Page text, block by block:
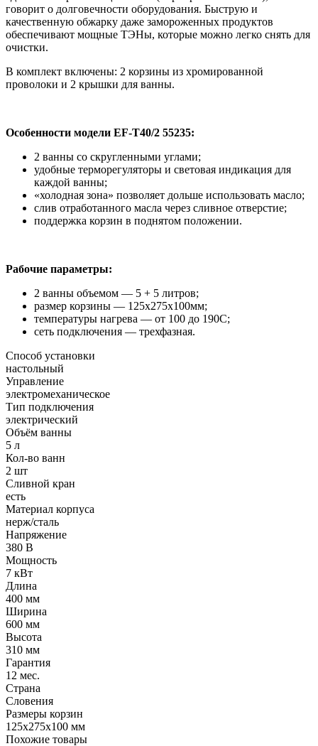
говорит о долговечности оборудования. Быструю и
качественную обжарку даже замороженных продуктов
обеспечивают мощные ТЭНы, которые можно легко снять для
очистки.
В комплект включены: 2 корзины из хромированной
проволоки и 2 крышки для ванны.
Особенности модели EF-T40/2 55235:
2 ванны со скругленными углами;
удобные терморегуляторы и световая индикация для
каждой ванны;
«холодная зона» позволяет дольше использовать масло;
слив отработанного масла через сливное отверстие;
поддержка корзин в поднятом положении.
Рабочие параметры:
2 ванны объемом — 5 + 5 литров;
размер корзины — 125х275х100мм;
температуры нагрева — от 100 до 190C;
сеть подключения — трехфазная.
Способ установки
настольный
Управление
электромеханическое
Тип подключения
электрический
Объём ванны
5 л
Кол-во ванн
2 шт
Сливной кран
есть
Материал корпуса
нерж/сталь
Напряжение
380 В
Мощность
7 кВт
Длина
400 мм
Ширина
600 мм
Высота
310 мм
Гарантия
12 мес.
Страна
Словения
Размеры корзин
125х275х100 мм
Похожие товары